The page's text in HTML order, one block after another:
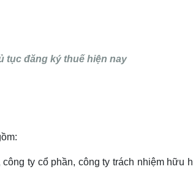
tục đăng ký thuế hiện nay
ty cổ phần, công ty trách nhiệm hữu